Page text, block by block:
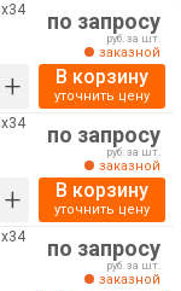
+
по запросу
руб. за шт.
заказной
В корзину
уточнить цену
+
по запросу
руб. за шт.
заказной
В корзину
уточнить цену
по запросу
руб. за шт.
заказной